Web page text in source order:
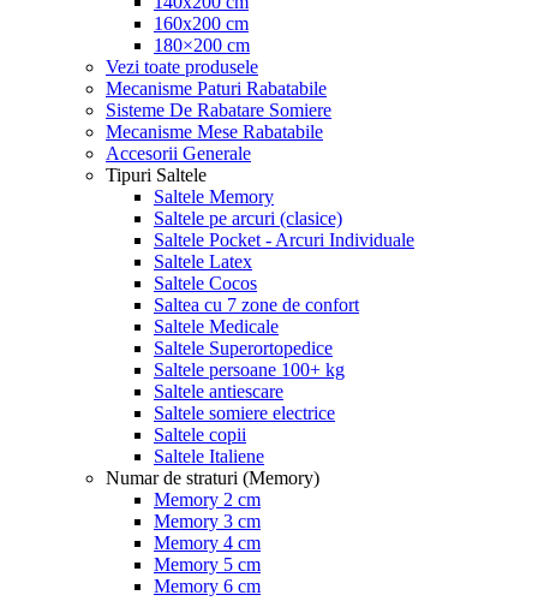
160x200 cm
180×200 cm
Vezi toate produsele
Mecanisme Paturi Rabatabile
Sisteme De Rabatare Somiere
Mecanisme Mese Rabatabile
Accesorii Generale
Tipuri Saltele
Saltele Memory
Saltele pe arcuri (clasice)
Saltele Pocket - Arcuri Individuale
Saltele Latex
Saltele Cocos
Saltea cu 7 zone de confort
Saltele Medicale
Saltele Superortopedice
Saltele persoane 100+ kg
Saltele antiescare
Saltele somiere electrice
Saltele copii
Saltele Italiene
Numar de straturi (Memory)
Memory 2 cm
Memory 3 cm
Memory 4 cm
Memory 5 cm
Memory 6 cm